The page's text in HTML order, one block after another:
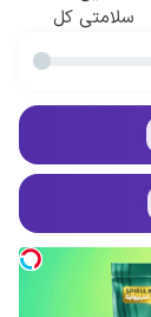
سلامتی کل